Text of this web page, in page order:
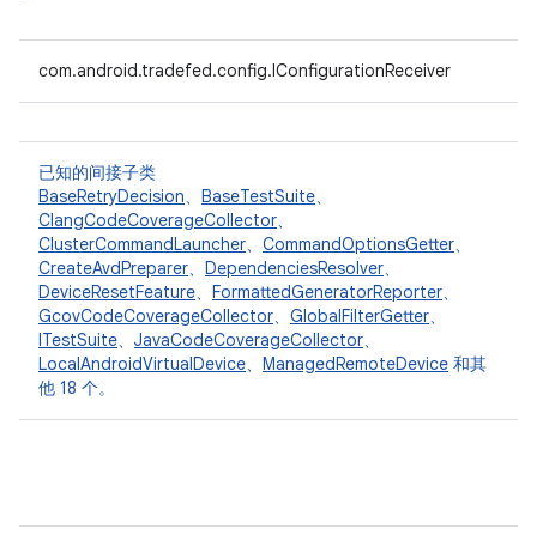
com.android.tradefed.config.IConfigurationReceiver
已知的间接子类
BaseRetryDecision、 BaseTestSuite、
ClangCodeCoverageCollector、
ClusterCommandLauncher、 CommandOptionsGetter、
CreateAvdPreparer、 DependenciesResolver、
DeviceResetFeature、 FormattedGeneratorReporter、
GcovCodeCoverageCollector、 GlobalFilterGetter、
ITestSuite、 JavaCodeCoverageCollector、
LocalAndroidVirtualDevice、 ManagedRemoteDevice 和其
他 18 个。